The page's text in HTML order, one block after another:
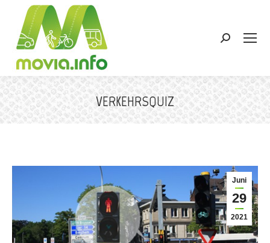
Search:
VERKEHRSQUIZ
Sie befinden sich hier:
Juni
29
2021